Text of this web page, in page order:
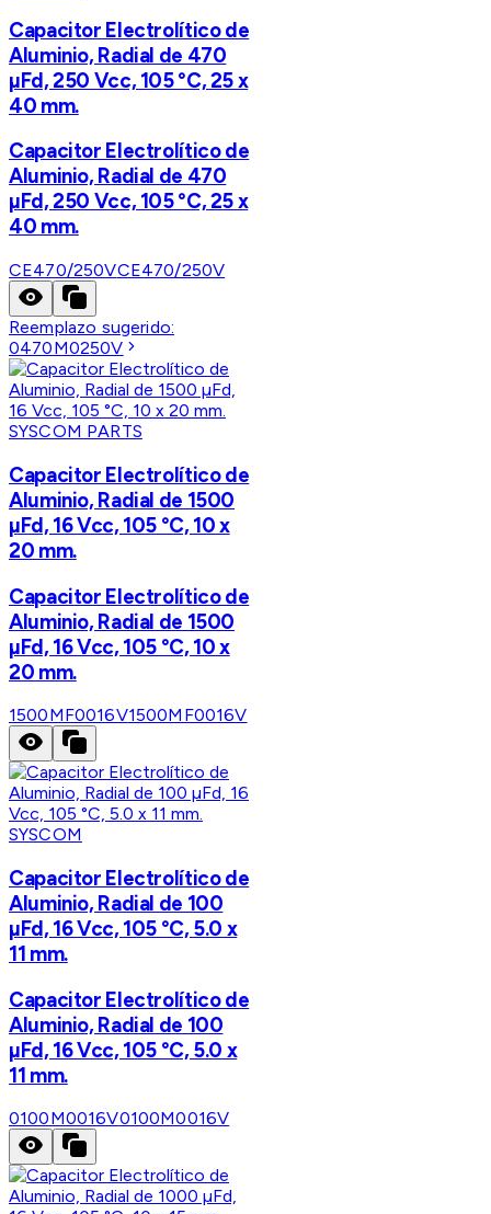
Capacitor Electrolítico de
Aluminio, Radial de 470
µFd, 250 Vcc, 105 °C, 25 x
40 mm.
Capacitor Electrolítico de
Aluminio, Radial de 470
µFd, 250 Vcc, 105 °C, 25 x
40 mm.
CE470/250VCE470/250V
Reemplazo sugerido:
0470M0250V
SYSCOM PARTS
Capacitor Electrolítico de
Aluminio, Radial de 1500
µFd, 16 Vcc, 105 °C, 10 x
20 mm.
Capacitor Electrolítico de
Aluminio, Radial de 1500
µFd, 16 Vcc, 105 °C, 10 x
20 mm.
1500MF0016V1500MF0016V
SYSCOM
Capacitor Electrolítico de
Aluminio, Radial de 100
µFd, 16 Vcc, 105 °C, 5.0 x
11 mm.
Capacitor Electrolítico de
Aluminio, Radial de 100
µFd, 16 Vcc, 105 °C, 5.0 x
11 mm.
0100M0016V0100M0016V